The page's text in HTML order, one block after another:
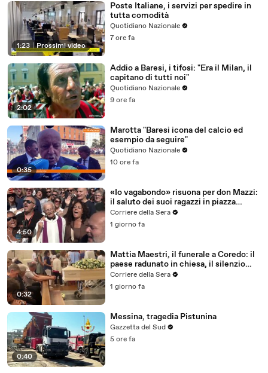
1:23 | Prossimi video
Poste Italiane, i servizi per spedire in
tutta comodità
Quotidiano Nazionale
7 ore fa
2:02
Addio a Baresi, i tifosi: "Era il Milan, il
capitano di tutti noi"
Quotidiano Nazionale
9 ore fa
0:35
Marotta "Baresi icona del calcio ed
esempio da seguire"
Quotidiano Nazionale
10 ore fa
4:50
«Io vagabondo» risuona per don Mazzi:
il saluto dei suoi ragazzi in piazza
Sant'Ambrogio
Corriere della Sera
1 giorno fa
0:32
Mattia Maestri, il funerale a Coredo: il
paese radunato in chiesa, il silenzio
della famiglia, gli abbracci
Corriere della Sera
1 giorno fa
0:40
Messina, tragedia Pistunina
Gazzetta del Sud
5 ore fa